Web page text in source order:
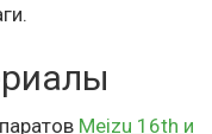
Meizu 16th и